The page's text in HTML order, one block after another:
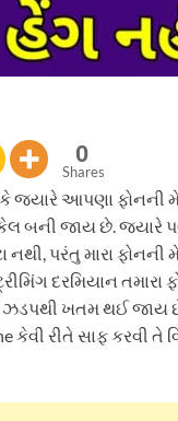
0
Shares
કે જ્યારે આપણા
બની જાય છે.
નથી, પરંતુ મારા
દરમિયાન
ઝડપથી ખતમ થઈ
કેવી રીતે સાફ કરવી તે